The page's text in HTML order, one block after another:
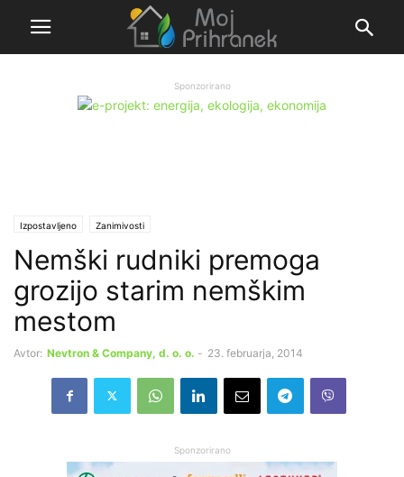
Sponzorirano
Izpostavljeno Zanimivosti
Nemški rudniki premoga
grozijo starim nemškim
mestom
Avtor: Nevtron & Company, d. o. o. - 23. februarja, 2014
Sponzorirano